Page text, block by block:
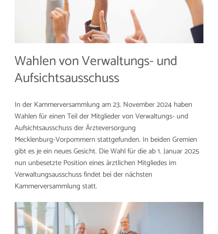
Wahlen von Verwaltungs- und
Aufsichtsausschuss
In der Kammerversammlung am 23. November 2024 haben
Wahlen für einen Teil der Mitglieder von Verwaltungs- und
Aufsichtsausschuss der Ärzteversorgung
Mecklenburg-Vorpommern stattgefunden. In beiden Gremien
gibt es je ein neues Gesicht. Die Wahl für die ab 1. Januar 2025
nun unbesetzte Position eines ärztlichen Mitgliedes im
Verwaltungsausschuss findet bei der nächsten
Kammerversammlung statt.